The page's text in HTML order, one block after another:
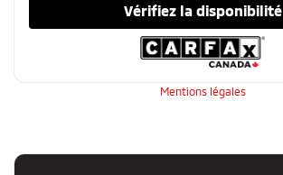
Vérifiez la disponibilité
Mentions légales